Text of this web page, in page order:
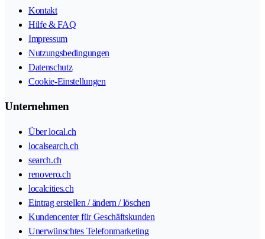
Kontakt
Hilfe & FAQ
Impressum
Nutzungsbedingungen
Datenschutz
Cookie-Einstellungen
Unternehmen
Über local.ch
localsearch.ch
search.ch
renovero.ch
localcities.ch
Eintrag erstellen / ändern / löschen
Kundencenter für Geschäftskunden
Unerwünschtes Telefonmarketing